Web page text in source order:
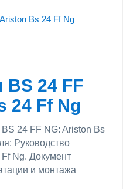
Ariston Bs 24 Ff Ng
BS 24 FF
24 Ff Ng
BS 24 FF NG: Ariston Bs
Руководство
Ng. Документ
и монтажа